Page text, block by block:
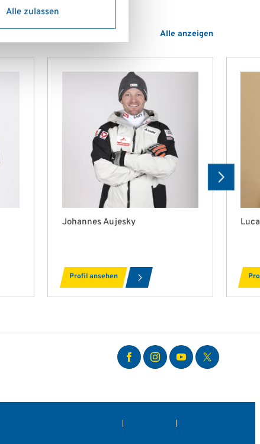
Alle zulassen
Alle anzeigen
Johannes Aujesky
Profil ansehen